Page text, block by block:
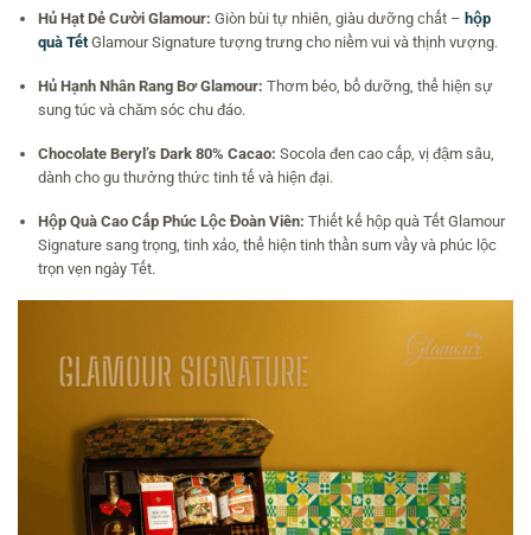
Hủ Hạt Dẻ Cười Glamour: Giòn bùi tự nhiên, giàu dưỡng chất – hộp
quà TếtGlamour Signature tượng trưng cho niềm vui và thịnh vượng.
Hủ Hạnh Nhân Rang Bơ Glamour: Thơm béo, bổ dưỡng, thể hiện sự
sung túc và chăm sóc chu đáo.
Chocolate Beryl’s Dark 80% Cacao: Socola đen cao cấp, vị đậm sâu,
dành cho gu thưởng thức tinh tế và hiện đại.
Hộp Quà Cao Cấp Phúc Lộc Đoàn Viên: Thiết kế hộp quà Tết Glamour
Signature sang trọng, tinh xảo, thể hiện tinh thần sum vầy và phúc lộc
trọn vẹn ngày Tết.